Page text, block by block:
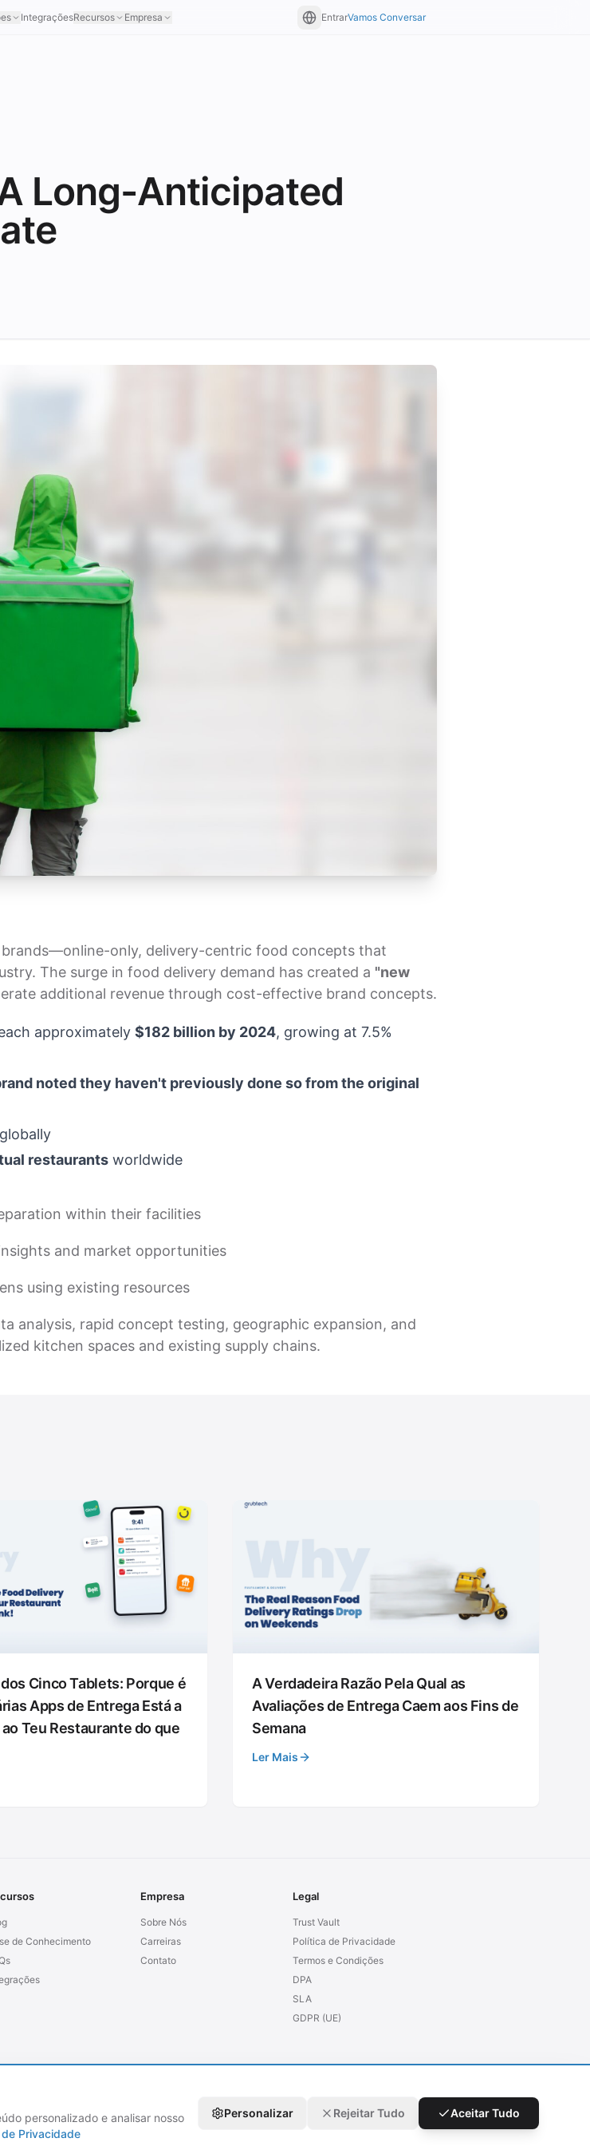
IntegraçõesRecursos Empresa EntrarVamos Conversar
Long-Anticipated
only, delivery-centric food concepts that
The surge in food delivery demand has created a "new
additional revenue through cost-effective brand concepts.
approximately $182 billion by 2024, growing at 7.5%
noted they haven't previously done so from the original
restaurants worldwide
within their facilities
and market opportunities
using existing resources
analysis, rapid concept testing, geographic expansion, and
kitchen spaces and existing supply chains.
Cinco Tablets: Porque é
Apps de Entrega Está a
Teu Restaurante do que
A Verdadeira Razão Pela Qual as
Avaliações de Entrega Caem aos Fins de
Semana
Ler Mais
de Conhecimento
Empresa
Sobre Nós
Carreiras
Contato
Legal
Trust Vault
Política de Privacidade
Termos e Condições
DPA
SLA
GDPR (UE)
personalizado e analisar nosso
Privacidade
Personalizar Rejeitar Tudo Aceitar Tudo